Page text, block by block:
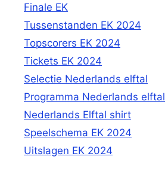
Finale EK
Tussenstanden EK 2024
Topscorers EK 2024
Tickets EK 2024
Selectie Nederlands elftal
Programma Nederlands elftal
Nederlands Elftal shirt
Speelschema EK 2024
Uitslagen EK 2024